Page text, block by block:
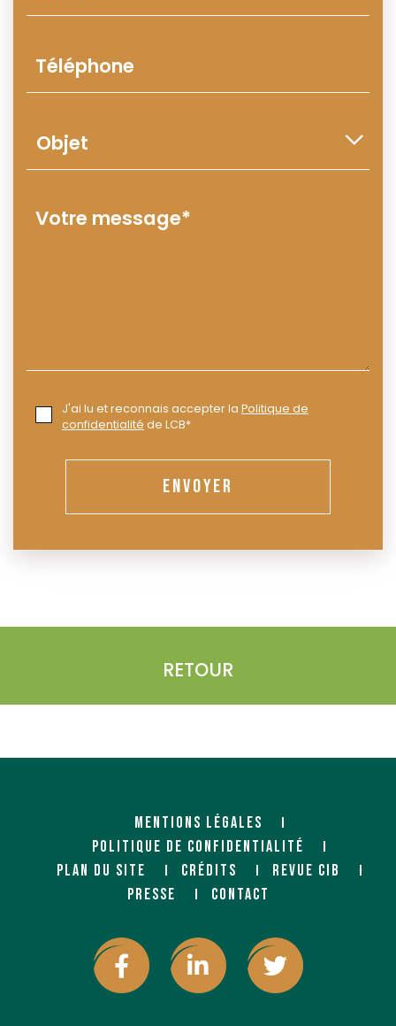
J'ai lu et reconnais accepter la Politique de
confidentialité de LCB*
ENVOYER
RETOUR
MENTIONS LÉGALES
POLITIQUE DE CONFIDENTIALITÉ
PLAN DU SITE
CRÉDITS
REVUE CIB
PRESSE
CONTACT